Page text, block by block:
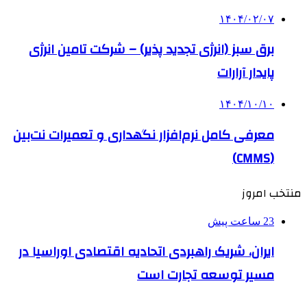
۱۴۰۴/۰۲/۰۷
برق سبز (انرژی تجدید پذیر) – شرکت تامین انرژی
پایدار آرارات
۱۴۰۴/۱۰/۱۰
معرفی کامل نرم‌افزار نگهداری و تعمیرات نت‌بین
(CMMS)
منتخب امروز
23 ساعت پیش
ایران، شریک راهبردی اتحادیه اقتصادی اوراسیا در
مسیر توسعه تجارت است